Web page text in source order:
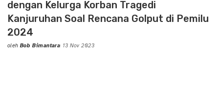
dengan Kelurga Korban Tragedi
Kanjuruhan Soal Rencana Golput di Pemilu
2024
Posted
oleh Bob Bimantara 13 Nov 2023